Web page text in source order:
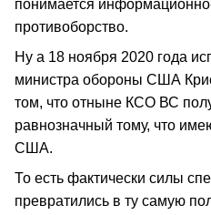
понимается
противоборство.
Ну а 18 ноября 2020 года
министра обороны США
том, что отныне КСО ВС
равнозначный тому, что
США.
То есть фактически силы
превратились в ту самую